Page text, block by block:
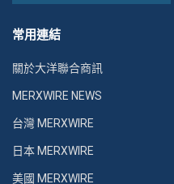
常用連結
關於大洋聯合商訊
MERXWIRE NEWS
台灣 MERXWIRE
日本 MERXWIRE
美國 MERXWIRE